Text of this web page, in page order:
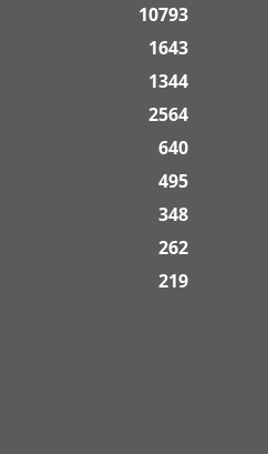
10793
1643
1344
2564
640
495
348
262
219